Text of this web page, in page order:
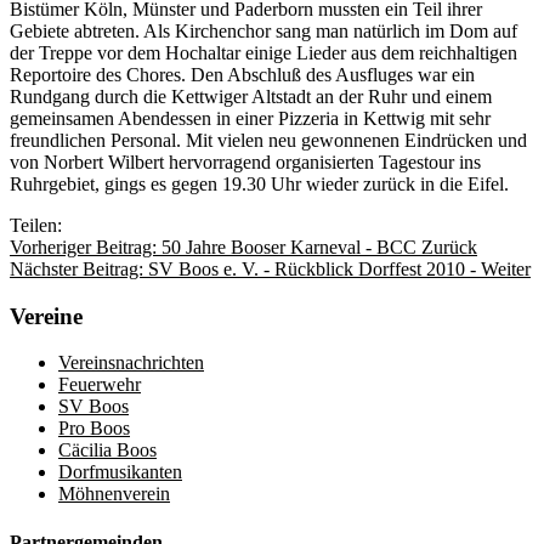
Bistümer Köln, Münster und Paderborn mussten ein Teil ihrer
Gebiete abtreten. Als Kirchenchor sang man natürlich im Dom auf
der Treppe vor dem Hochaltar einige Lieder aus dem reichhaltigen
Reportoire des Chores. Den Abschluß des Ausfluges war ein
Rundgang durch die Kettwiger Altstadt an der Ruhr und einem
gemeinsamen Abendessen in einer Pizzeria in Kettwig mit sehr
freundlichen Personal. Mit vielen neu gewonnenen Eindrücken und
von Norbert Wilbert hervorragend organisierten Tagestour ins
Ruhrgebiet, gings es gegen 19.30 Uhr wieder zurück in die Eifel.
Teilen:
Vorheriger Beitrag: 50 Jahre Booser Karneval - BCC Zurück
Nächster Beitrag: SV Boos e. V. - Rückblick Dorffest 2010 - Weiter
Vereine
Vereinsnachrichten
Feuerwehr
SV Boos
Pro Boos
Cäcilia Boos
Dorfmusikanten
Möhnenverein